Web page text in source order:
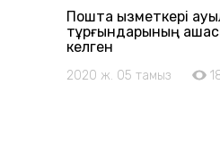
Пошта қызметкері
тұрғындарының
келген
2020 ж. 05 тамыз